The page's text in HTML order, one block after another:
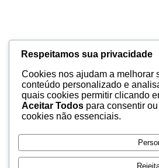
Respeitamos sua privacidade
Cookies nos ajudam a melhorar
conteúdo personalizado e
quais cookies permitir clicando
Aceitar Todos para consentir
cookies não essenciais.